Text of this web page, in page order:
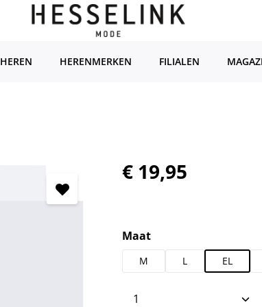
HEREN HERENMERKEN FILIALEN
Normale prijs:
€ 19,95
Selecteer
Maat
M L EL